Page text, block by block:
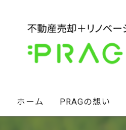
ホーム PRAGの想い